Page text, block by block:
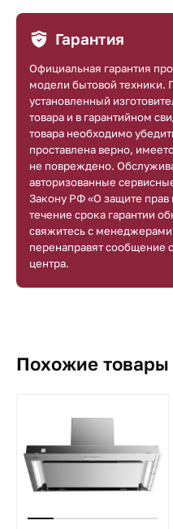
Гарантия
Официальная гарантия
модели бытовой техники.
установленный
товара и в гарантийном
товара необходимо
проставлена верно,
не повреждено.
авторизованные
Закону РФ «О защите прав
течение срока гарантии
свяжитесь с
перенаправят сообщение
центра.
Похожие товары